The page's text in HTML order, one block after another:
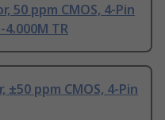
50 ppm CMOS, 4-Pin
TR
±50 ppm CMOS, 4-Pin